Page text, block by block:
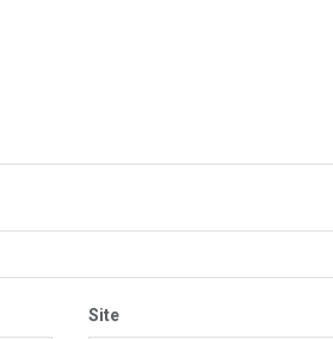
Site